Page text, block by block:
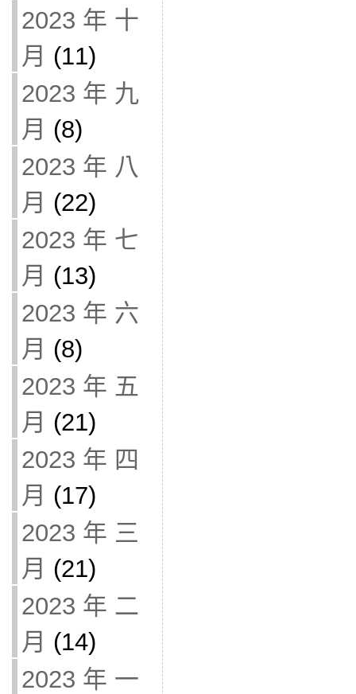
2023 年 十
月 (11)
2023 年 九
月 (8)
2023 年 八
月 (22)
2023 年 七
月 (13)
2023 年 六
月 (8)
2023 年 五
月 (21)
2023 年 四
月 (17)
2023 年 三
月 (21)
2023 年 二
月 (14)
2023 年 一